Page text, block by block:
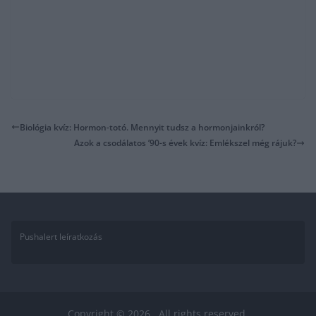
Biológia kvíz: Hormon-totó. Mennyit tudsz a hormonjainkról?
Azok a csodálatos ’90-s évek kvíz: Emlékszel még rájuk?
Pushalert leíratkozás